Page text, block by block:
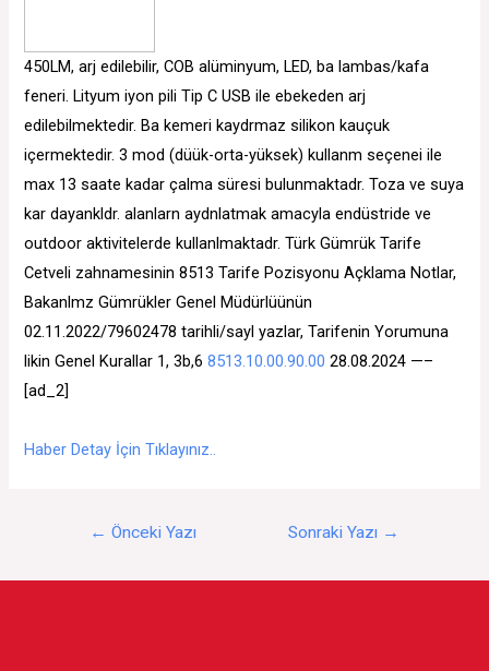
450LM, arj edilebilir, COB alüminyum, LED, ba lambas/kafa
feneri. Lityum iyon pili Tip C USB ile ebekeden arj
edilebilmektedir. Ba kemeri kaydrmaz silikon kauçuk
içermektedir. 3 mod (düük-orta-yüksek) kullanm seçenei ile
max 13 saate kadar çalma süresi bulunmaktadr. Toza ve suya
kar dayankldr. alanlarn aydnlatmak amacyla endüstride ve
outdoor aktivitelerde kullanlmaktadr. Türk Gümrük Tarife
Cetveli zahnamesinin 8513 Tarife Pozisyonu Açklama Notlar,
Bakanlmz Gümrükler Genel Müdürlüünün
02.11.2022/79602478 tarihli/sayl yazlar, Tarifenin Yorumuna
likin Genel Kurallar 1, 3b,68513.10.00.90.00 28.08.2024 —–
[ad_2]
Haber Detay İçin Tıklayınız..
← Önceki Yazı Sonraki Yazı →